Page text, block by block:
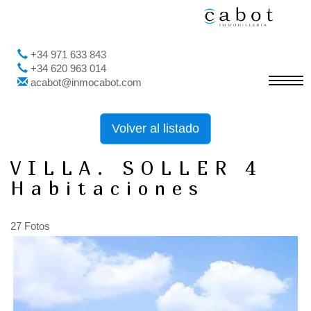
+34 971 633 843
+34 620 963 014
acabot@inmocabot.com
Volver al listado
VILLA. SOLLER 4
Habitaciones
27 Fotos